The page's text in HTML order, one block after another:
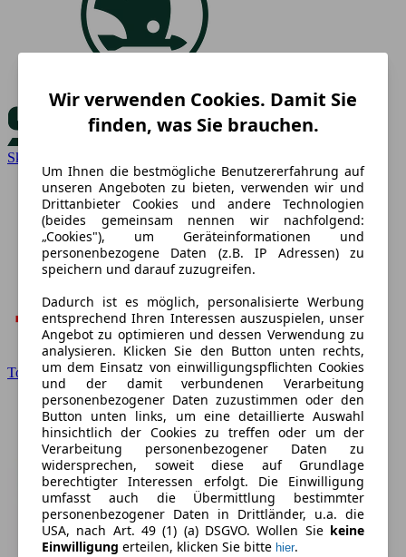
Skoda
Toyota
Wir verwenden Cookies. Damit Sie
finden, was Sie brauchen.
Um Ihnen die bestmögliche Benutzererfahrung auf
unseren Angeboten zu bieten, verwenden wir und
Drittanbieter Cookies und andere Technologien
(beides gemeinsam nennen wir nachfolgend:
„Cookies"), um Geräteinformationen und
personenbezogene Daten (z.B. IP Adressen) zu
speichern und darauf zuzugreifen.
Dadurch ist es möglich, personalisierte Werbung
entsprechend Ihren Interessen auszuspielen, unser
Angebot zu optimieren und dessen Verwendung zu
analysieren. Klicken Sie den Button unten rechts,
um dem Einsatz von einwilligungspflichten Cookies
und der damit verbundenen Verarbeitung
personenbezogener Daten zuzustimmen oder den
Button unten links, um eine detaillierte Auswahl
hinsichtlich der Cookies zu treffen oder um der
Verarbeitung personenbezogener Daten zu
widersprechen, soweit diese auf Grundlage
berechtigter Interessen erfolgt. Die Einwilligung
umfasst auch die Übermittlung bestimmter
personenbezogener Daten in Drittländer, u.a. die
USA, nach Art. 49 (1) (a) DSGVO. Wollen Sie keine
Einwilligung erteilen, klicken Sie bitte hier.